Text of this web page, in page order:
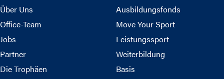
Über Uns
Office-Team
Jobs
Partner
Die Trophäen
Ausbildungsfonds
Move Your Sport
Leistungssport
Weiterbildung
Basis